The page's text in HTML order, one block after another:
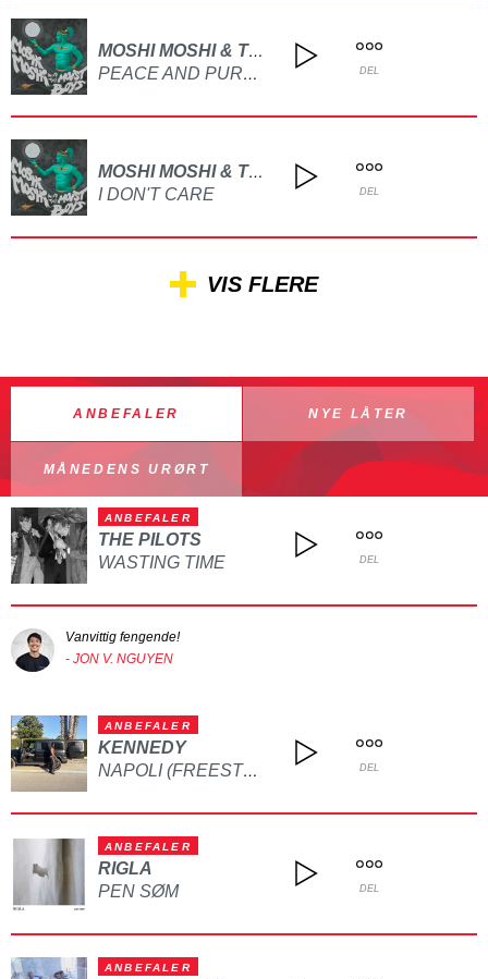
MOSHI MOSHI & THE MOIST BOYS
PEACE AND PURPOSE
DEL
MOSHI MOSHI & THE MOIST BOYS
I DON'T CARE DEL
VIS FLERE
ANBEFALER NYE LÅTER
MÅNEDENS URØRT
ANBEFALER
THE PILOTS
WASTING TIME
DEL
Vanvittig fengende!
- JON V. NGUYEN
ANBEFALER
KENNEDY
NAPOLI (FREESTYLE) DEL
ANBEFALER
RIGLA
PEN SØM
DEL
ANBEFALER